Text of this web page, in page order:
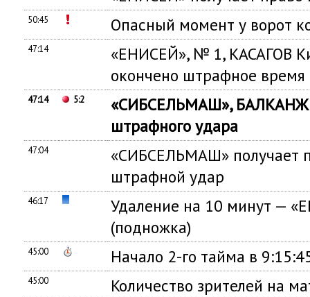
50:45 Опасный момент у ворот
47:14
«ЕНИСЕЙ», № 1, КАСАГОВ
окончено штрафное время
47:14 5:2
«СИБСЕЛЬМАШ»,
штрафного удара
47:04
«СИБСЕЛЬМАШ» получает
штрафной удар
46:17
Удаление на 10 минут —
(подножка)
45:00 Начало 2-го тайма в
45:00 Количество зрителей на